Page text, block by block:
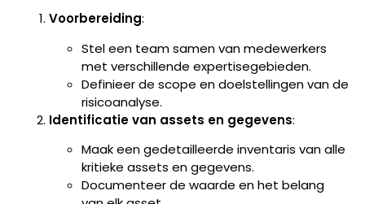
Voorbereiding:
Stel een team samen van medewerkers
met verschillende expertisegebieden.
Definieer de scope en doelstellingen van de
risicoanalyse.
Identificatie van assets en gegevens:
Maak een gedetailleerde inventaris van alle
kritieke assets en gegevens.
Documenteer de waarde en het belang